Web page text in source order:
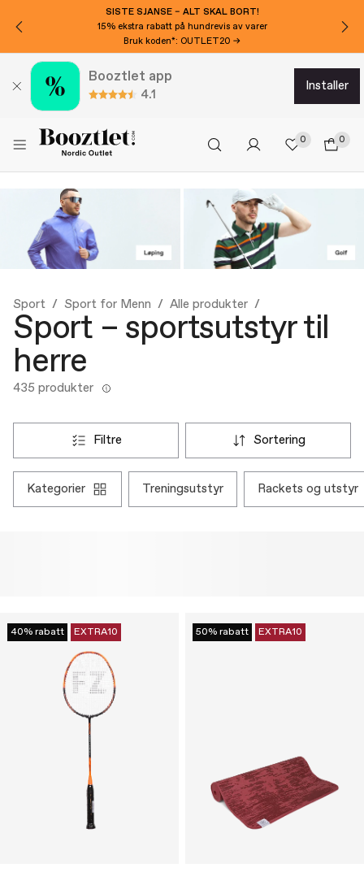
SISTE SJANSE – ALT SKAL BORT!
15% ekstra rabatt på hundrevis av varer
Bruk koden*: OUTLET20 →
Booztlet app
4.1
installer
0 0
Sport Sport for Menn Alle produkter
Sport – sportsutstyr til
herre
435 produkter
filtre sortering
kategorier treningsutstyr rackets og utstyr
40% rabatt EXTRA10 50% rabatt EXTRA10